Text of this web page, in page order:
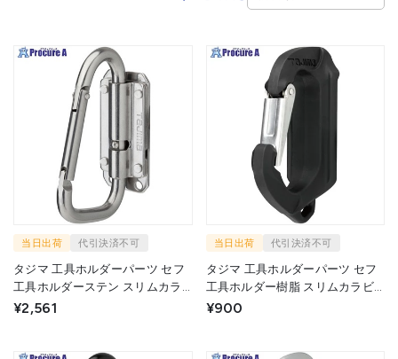
当日出荷 代引決済不可
タジマ 工具ホルダーパーツ セフ
工具ホルダーステン スリムカラ
ビナ小 折りたたみ SFSKHS-CSF
¥2,561
当日出荷 代引決済不可
タジマ 工具ホルダーパーツ セフ
工具ホルダー樹脂 スリムカラビ
ナ小 SFSKHR-CS 1個 ▼703-
¥900